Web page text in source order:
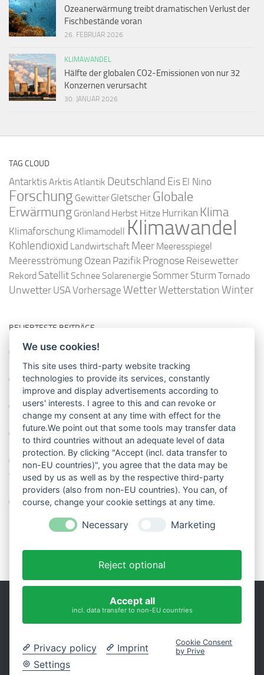
Ozeanerwärmung treibt dramatischen Verlust der
Fischbestände voran
26. FEBRUAR 2026
KLIMAWANDEL
Hälfte der globalen CO2-Emissionen von nur 32
Konzernen verursacht
30. JANUAR 2026
TAG CLOUD
Antarktis Arktis Atlantik Deutschland Eis El Nino
Forschung Gewitter Gletscher Globale
Erwärmung Grönland Herbst Hitze Hurrikan Klima
Klimaforschung Klimamodell Klimawandel
Kohlendioxid Landwirtschaft Meer Meeresspiegel
Meeresströmung Ozean Pazifik Prognose Reisewetter
Rekord Satellit Schnee Solarenergie Sommer Sturm Tornado
Unwetter USAVorhersage WetterWetterstationWinter
BELIEBTESTE BEITRÄGE
So misst man die Lufttemperatur richtig
Die richtige Wasserpumpe für den Garten
Das Wetter-Netzwerk WeatherCloud
So stellt man einen Regenmesser korrekt auf
11 Dinge über den Luftdruck, die Sie garantiert noch nicht alle
wussten
Blitzstatistik Europa: Wo gewittert es am meisten?
We use cookies!
This site uses third-party website tracking
technologies to provide its services, constantly
improve and display advertisements according to
users' interests. I agree to this and can revoke or
change my consent at any time with effect for the
future.We point out that some tools may transfer data
to third countries without an adequate level of data
protection. By clicking "Accept (incl. data transfer to
non-EU countries)", you agree that the data may be
used by us as well as by the respective third-party
providers (also from non-EU countries). You can, of
course, change your cookie settings at any time.
Necessary Marketing
Reject optional
Accept all
incl. data transfer to non-EU countries
Privacy policy
Imprint
Settings
Cookie Consent
by Prive